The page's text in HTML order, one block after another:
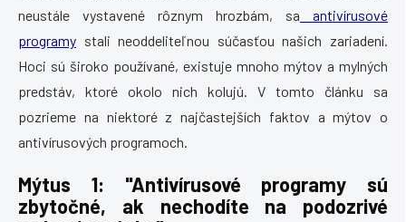
neustále vystavené rôznym hrozbám, sa antivírusové
programy stali neoddeliteľnou súčasťou našich zariadení.
Hoci sú široko používané, existuje mnoho mýtov a mylných
predstáv, ktoré okolo nich kolujú. V tomto článku sa
pozrieme na niektoré z najčastejších faktov a mýtov o
antivírusových programoch.
Mýtus 1: "Antivírusové programy sú
zbytočné, ak nechodíte na podozrivé